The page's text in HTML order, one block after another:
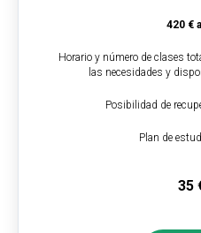
420 €
Horario y número de clases
las necesidades y
Posibilidad de
Plan de
35